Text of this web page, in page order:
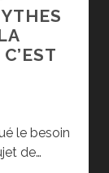
le besoin
de…